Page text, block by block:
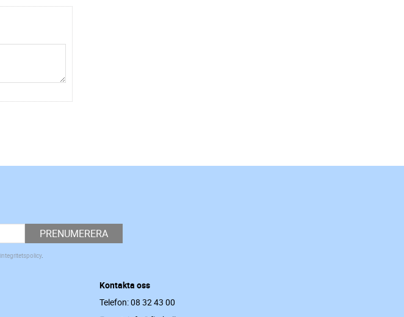
PRENUMERERA
integritetspolicy.
Kontakta oss
Telefon: 08 32 43 00